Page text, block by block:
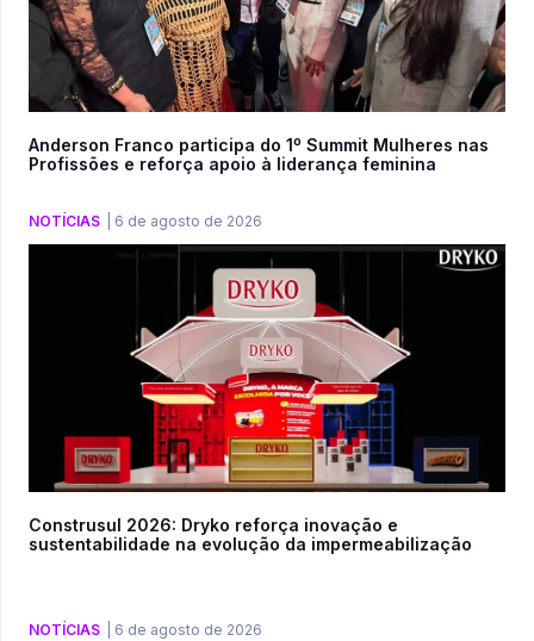
Anderson Franco participa do 1º Summit Mulheres nas
Profissões e reforça apoio à liderança feminina
NOTÍCIAS 6 de agosto de 2026
Construsul 2026: Dryko reforça inovação e
sustentabilidade na evolução da impermeabilização
NOTÍCIAS 6 de agosto de 2026